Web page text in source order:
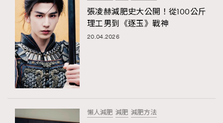
張凌赫減肥史大公開！從100公斤
理工男到《逐玉》戰神
20.04.2026
懶人減肥 減肥 減肥方法